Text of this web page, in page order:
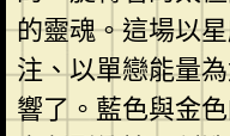
的靈魂。這場以
注、以單戀能量
響了。藍色與金